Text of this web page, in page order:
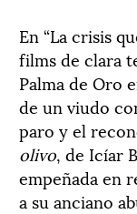
En “La crisis
films de clara
Palma de Oro
de un viudo
paro y el
olivo, de Icíar
empeñada en
a su anciano